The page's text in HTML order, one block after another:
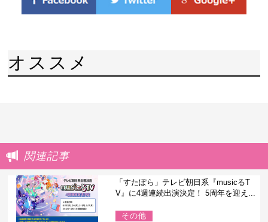
オススメ
関連記事
「すたぽら」テレビ朝日系『musicるT
V』に4週連続出演決定！ 5周年を迎え...
その他